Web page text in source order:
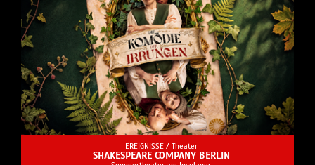
EREIGNISSE / Theater
SHAKESPEARE COMPANY BERLIN